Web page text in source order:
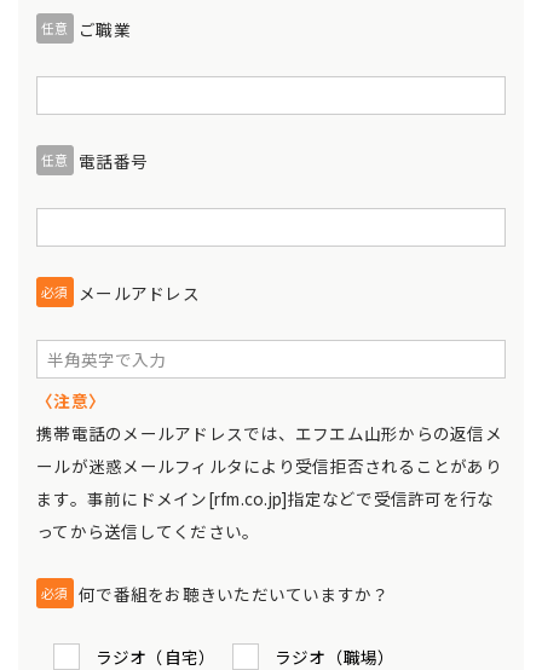
任意 ご職業
任意 電話番号
必須 メールアドレス
〈注意〉
携帯電話のメールアドレスでは、エフエム山形からの返信メ
ールが迷惑メールフィルタにより受信拒否されることがあり
ます。事前にドメイン[rfm.co.jp]指定などで受信許可を行な
ってから送信してください。
必須 何で番組をお聴きいただいていますか？
ラジオ（自宅）
ラジオ（職場）